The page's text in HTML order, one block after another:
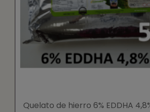
Quelato de hierro 6% EDDHA